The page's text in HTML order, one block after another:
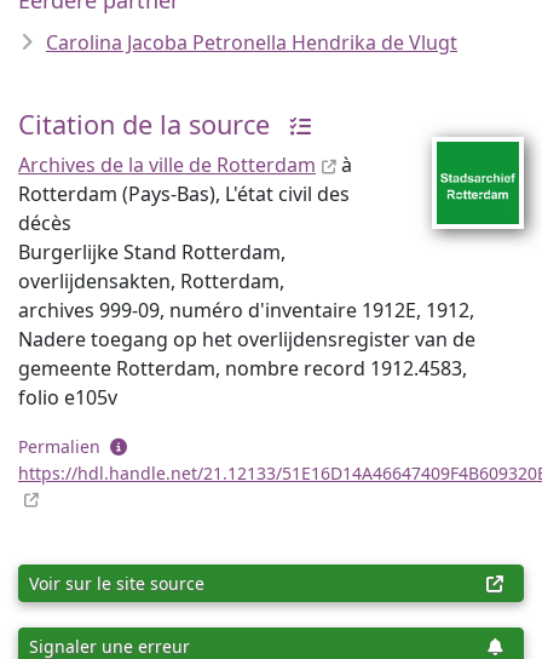
Carolina Jacoba Petronella Hendrika de Vlugt
Citation de la source
Archives de la ville de Rotterdam
à
Rotterdam (Pays-Bas), L'état civil des
décès
Burgerlijke Stand Rotterdam,
overlijdensakten, Rotterdam,
archives 999-09, numéro d'inventaire 1912E, 1912,
Nadere toegang op het overlijdensregister van de
gemeente Rotterdam, nombre record 1912.4583,
folio e105v
Permalien
https://hdl.handle.net/21.12133/
Voir sur le site source
Signaler une erreur